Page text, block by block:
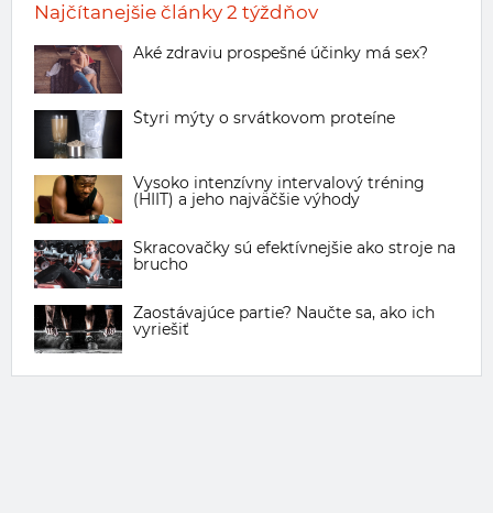
Najčítanejšie články 2 týždňov
Aké zdraviu prospešné účinky má sex?
Štyri mýty o srvátkovom proteíne
Vysoko intenzívny intervalový tréning
(HIIT) a jeho najväčšie výhody
Skracovačky sú efektívnejšie ako stroje na
brucho
Zaostávajúce partie? Naučte sa, ako ich
vyriešiť